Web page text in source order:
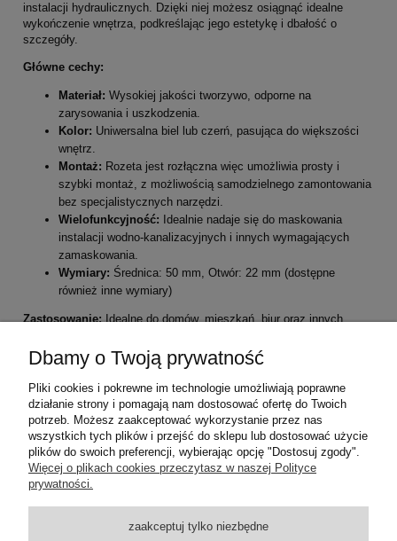
instalacji hydraulicznych. Dzięki niej możesz osiągnąć idealne
wykończenie wnętrza, podkreślając jego estetykę i dbałość o
szczegóły.
Główne cechy:
Materiał: Wysokiej jakości tworzywo, odporne na
zarysowania i uszkodzenia.
Kolor: Uniwersalna biel lub czerń, pasująca do większości
wnętrz.
Montaż: Rozeta jest rozłączna więc umożliwia prosty i
szybki montaż, z możliwością samodzielnego zamontowania
bez specjalistycznych narzędzi.
Wielofunkcyjność: Idealnie nadaje się do maskowania
instalacji wodno-kanalizacyjnych i innych wymagających
zamaskowania.
Wymiary: Średnica: 50 mm, Otwór: 22 mm (dostępne
również inne wymiary)
Zastosowanie:Idealne do domów, mieszkań, biur oraz innych
elementów instalacyjnych.
1 x Rozeta maskująca
Pomoc
Dostawa
Dbamy o Twoją prywatność
Pliki cookies i pokrewne im technologie umożliwiają poprawne
działanie strony i pomagają nam dostosować ofertę do Twoich
potrzeb. Możesz zaakceptować wykorzystanie przez nas
wszystkich tych plików i przejść do sklepu lub dostosować użycie
plików do swoich preferencji, wybierając opcję "Dostosuj zgody".
Więcej o plikach cookies przeczytasz w naszej Polityce
prywatności.
zaakceptuj tylko niezbędne